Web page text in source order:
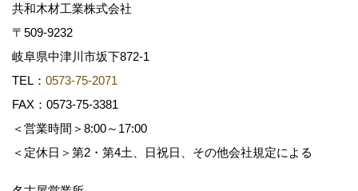
共和木材工業株式会社
〒509-9232
岐阜県中津川市坂下872‐1
TEL： 0573-75-2071
FAX：0573-75-3381
＜営業時間＞8:00～17:00
＜定休日＞第2・第4土、日祝日、その他会社規定による